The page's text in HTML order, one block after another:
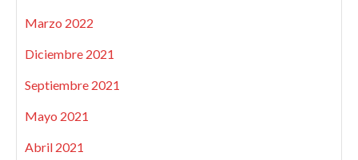
Marzo 2022
Diciembre 2021
Septiembre 2021
Mayo 2021
Abril 2021